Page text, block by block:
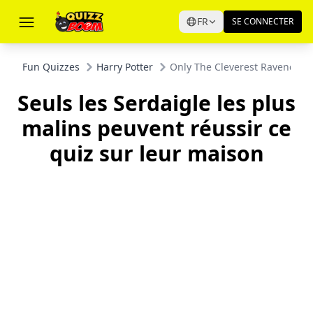
FR SE CONNECTER
Fun Quizzes Harry Potter Only The Cleverest
Seuls les Serdaigle les plus
malins peuvent réussir ce
quiz sur leur maison